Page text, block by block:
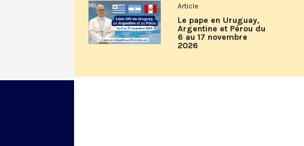
Article
Le pape en Uruguay,
Argentine et Pérou du
6 au 17 novembre
2026